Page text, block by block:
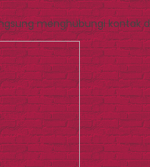
menghubungi kontak